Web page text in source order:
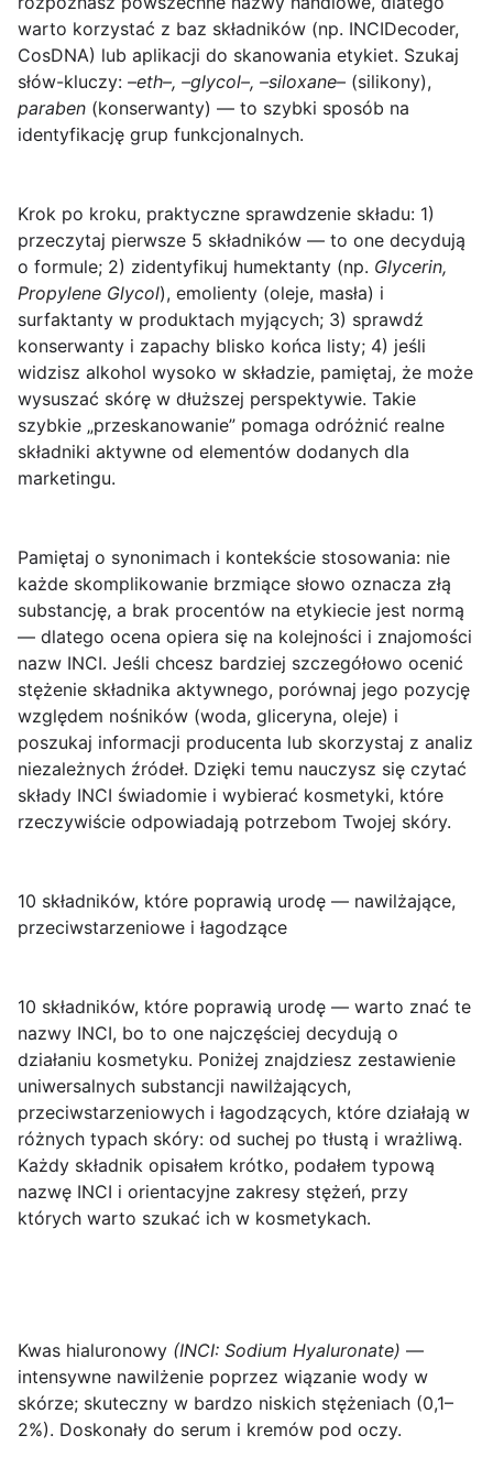
warto korzystać z baz składników (np. INCIDecoder,
CosDNA) lub aplikacji do skanowania etykiet. Szukaj
słów-kluczy: –eth–, –glycol–, –siloxane– (silikony),
paraben (konserwanty) — to szybki sposób na
identyfikację grup funkcjonalnych.
Krok po kroku, praktyczne sprawdzenie składu: 1)
przeczytaj pierwsze 5 składników — to one decydują
o formule; 2) zidentyfikuj humektanty (np. Glycerin,
Propylene Glycol), emolienty (oleje, masła) i
surfaktanty w produktach myjących; 3) sprawdź
konserwanty i zapachy blisko końca listy; 4) jeśli
widzisz alkohol wysoko w składzie, pamiętaj, że może
wysuszać skórę w dłuższej perspektywie. Takie
szybkie „przeskanowanie” pomaga odróżnić realne
składniki aktywne od elementów dodanych dla
marketingu.
Pamiętaj o synonimach i kontekście stosowania: nie
każde skomplikowanie brzmiące słowo oznacza złą
substancję, a brak procentów na etykiecie jest normą
— dlatego ocena opiera się na kolejności i znajomości
nazw INCI. Jeśli chcesz bardziej szczegółowo ocenić
stężenie składnika aktywnego, porównaj jego pozycję
względem nośników (woda, gliceryna, oleje) i
poszukaj informacji producenta lub skorzystaj z analiz
niezależnych źródeł. Dzięki temu nauczysz się czytać
składy INCI świadomie i wybierać kosmetyki, które
rzeczywiście odpowiadają potrzebom Twojej skóry.
10 składników, które poprawią urodę — nawilżające,
przeciwstarzeniowe i łagodzące
10 składników, które poprawią urodę — warto znać te
nazwy INCI, bo to one najczęściej decydują o
działaniu kosmetyku. Poniżej znajdziesz zestawienie
uniwersalnych substancji nawilżających,
przeciwstarzeniowych i łagodzących, które działają w
różnych typach skóry: od suchej po tłustą i wrażliwą.
Każdy składnik opisałem krótko, podałem typową
nazwę INCI i orientacyjne zakresy stężeń, przy
których warto szukać ich w kosmetykach.
Kwas hialuronowy (INCI: Sodium Hyaluronate) —
intensywne nawilżenie poprzez wiązanie wody w
skórze; skuteczny w bardzo niskich stężeniach (0,1–
2%). Doskonały do serum i kremów pod oczy.